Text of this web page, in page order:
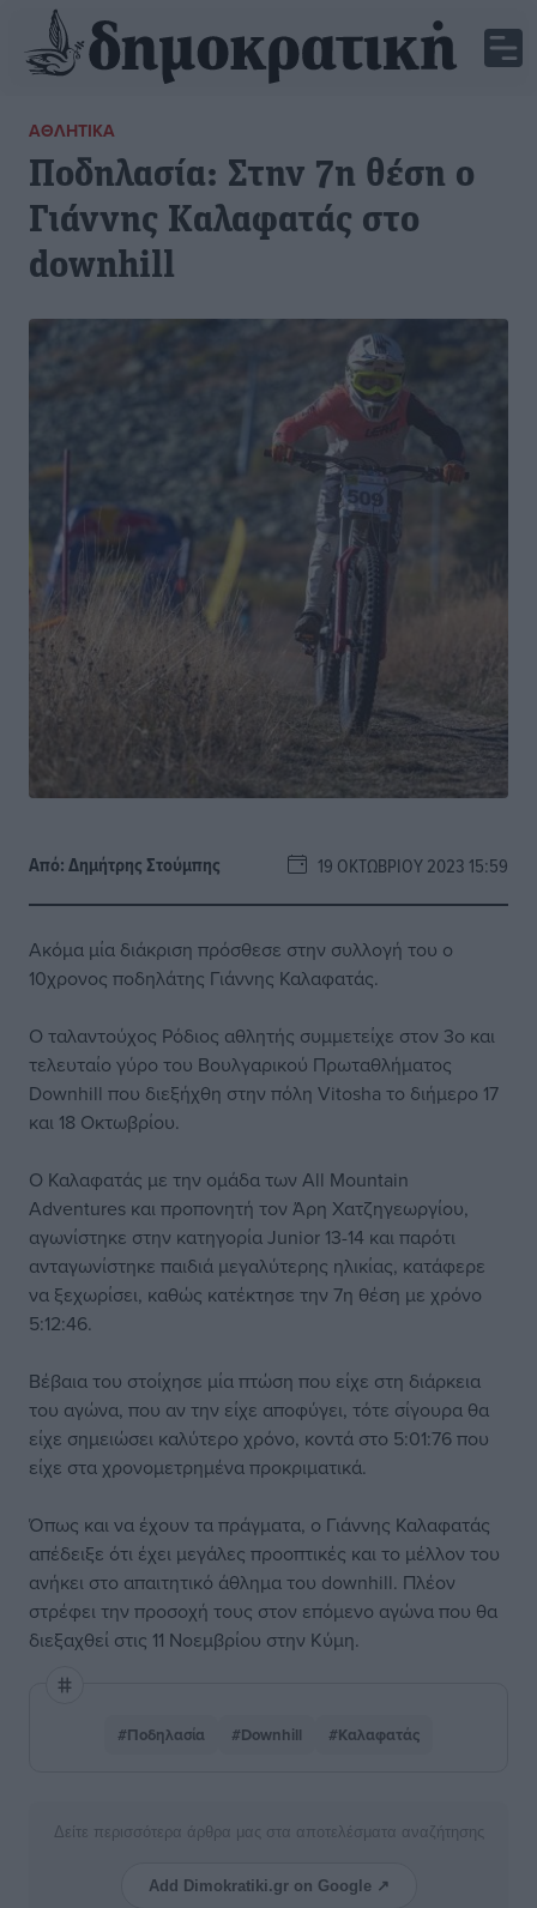
ΑΘΛΗΤΙΚΆ
Ποδηλασία: Στην 7η θέση ο
Γιάννης Καλαφατάς στο
downhill
Από:Δημήτρης Στούμπης 19 ΟΚΤΩΒΡΊΟΥ 2023 15:59
Ακόμα μία διάκριση πρόσθεσε στην συλλογή του ο
10χρονος ποδηλάτης Γιάννης Καλαφατάς.
Ο ταλαντούχος Ρόδιος αθλητής συμμετείχε στον 3ο και
τελευταίο γύρο του Βουλγαρικού Πρωταθλήματος
Downhill που διεξήχθη στην πόλη Vitosha το διήμερο 17
και 18 Οκτωβρίου.
Ο Καλαφατάς με την ομάδα των All Mountain
Adventures και προπονητή τον Άρη Χατζηγεωργίου,
αγωνίστηκε στην κατηγορία Junior 13-14 και παρότι
ανταγωνίστηκε παιδιά μεγαλύτερης ηλικίας, κατάφερε
να ξεχωρίσει, καθώς κατέκτησε την 7η θέση με χρόνο
5:12:46.
Βέβαια του στοίχησε μία πτώση που είχε στη διάρκεια
του αγώνα, που αν την είχε αποφύγει, τότε σίγουρα θα
είχε σημειώσει καλύτερο χρόνο, κοντά στο 5:01:76 που
είχε στα χρονομετρημένα προκριματικά.
Όπως και να έχουν τα πράγματα, ο Γιάννης Καλαφατάς
απέδειξε ότι έχει μεγάλες προοπτικές και το μέλλον του
ανήκει στο απαιτητικό άθλημα του downhill. Πλέον
στρέφει την προσοχή τους στον επόμενο αγώνα που θα
διεξαχθεί στις 11 Νοεμβρίου στην Κύμη.
#Ποδηλασία #Downhill #Καλαφατάς
Δείτε περισσότερα άρθρα μας στα αποτελέσματα αναζήτησης
Add Dimokratiki.gr on Google ↗